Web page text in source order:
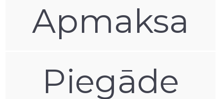
Apmaksa
Piegāde